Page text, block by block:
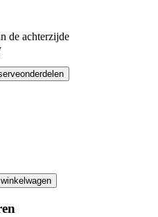
de achterzijde